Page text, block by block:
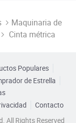
Maquinaria de
Cinta métrica
Populares
de Estrella
Contacto
All Rights Reserved